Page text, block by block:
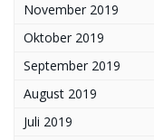
November 2019
Oktober 2019
September 2019
August 2019
Juli 2019